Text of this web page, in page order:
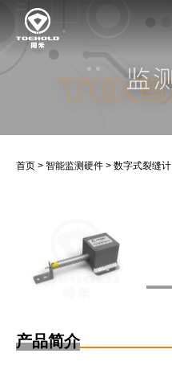
首页 > 智能监测硬件 > 数字式裂缝计
产品简介